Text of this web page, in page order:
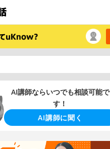
AI講師ならいつでも相談可能で
す！
AI講師に聞く